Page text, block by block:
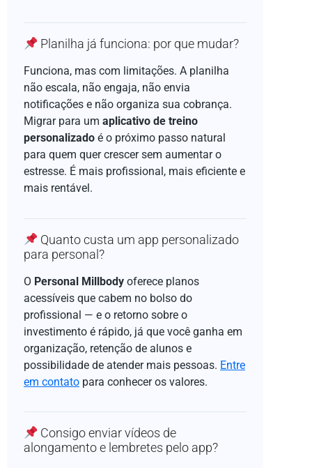
Planilha já funciona: por que mudar?
Funciona, mas com limitações. A planilha
não escala, não engaja, não envia
notificações e não organiza sua cobrança.
Migrar para um aplicativo de treino
personalizado é o próximo passo natural
para quem quer crescer sem aumentar o
estresse. É mais profissional, mais eficiente e
mais rentável.
Quanto custa um app personalizado
para personal?
O Personal Millbody oferece planos
acessíveis que cabem no bolso do
profissional — e o retorno sobre o
investimento é rápido, já que você ganha em
organização, retenção de alunos e
possibilidade de atender mais pessoas. Entre
em contato para conhecer os valores.
Consigo enviar vídeos de
alongamento e lembretes pelo app?